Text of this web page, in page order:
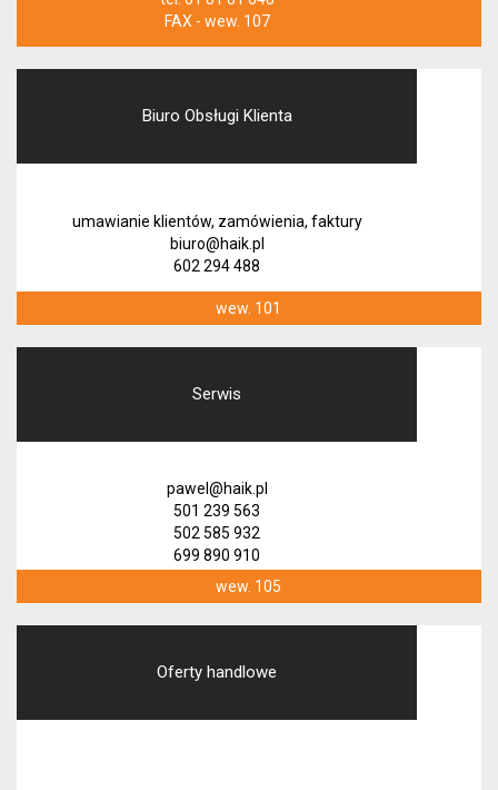
FAX - wew. 107
Biuro Obsługi Klienta
umawianie klientów, zamówienia, faktury
biuro@haik.pl
602 294 488
wew. 101
Serwis
pawel@haik.pl
501 239 563
502 585 932
699 890 910
wew. 105
Oferty handlowe